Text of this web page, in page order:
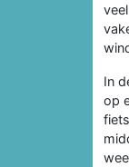
In
op